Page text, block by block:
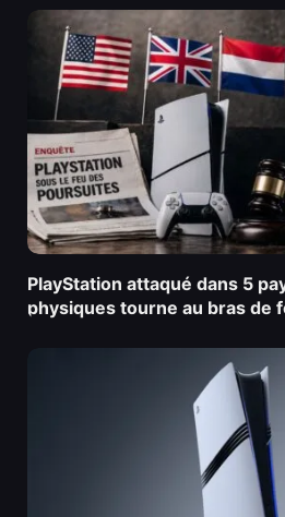
PlayStation attaqué dans 5
physiques tourne au bras de